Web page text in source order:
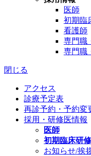
医師
初期臨
看護師
専門職
専門職
閉じる
アクセス
診療予定表
再診予約・予約変
採用・研修医情報
医師
初期臨床研
お知らせ/挨